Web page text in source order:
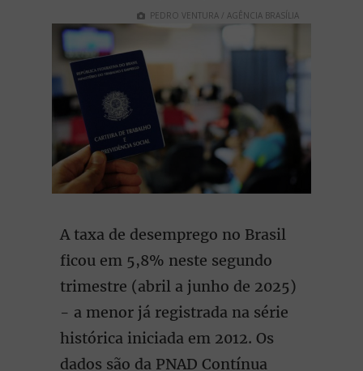
PEDRO VENTURA / AGÊNCIA BRASÍLIA
A taxa de desemprego no Brasil
ficou em 5,8% neste segundo
trimestre (abril a junho de 2025)
- a menor já registrada na série
histórica iniciada em 2012. Os
dados são da PNAD Contínua